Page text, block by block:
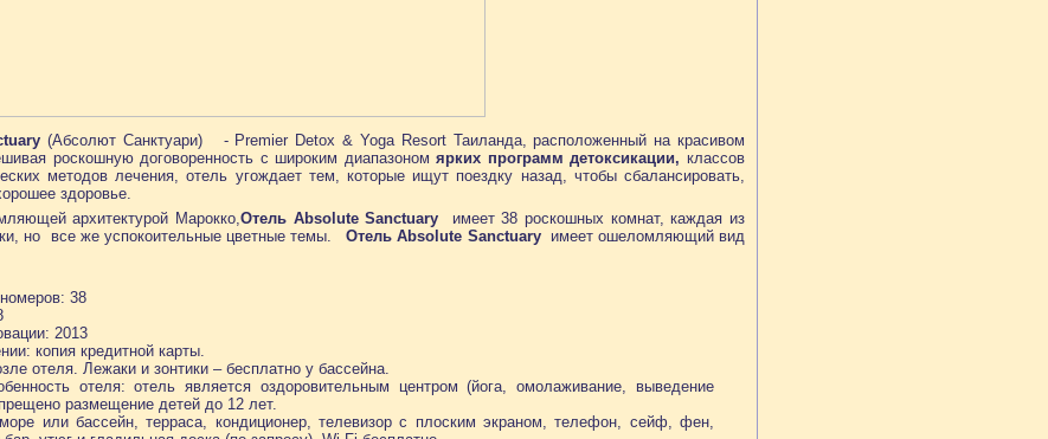
(Абсолют Санктуари) - Premier Detox & Yoga Resort Таиланда, расположенный на красивом
роскошную договоренность с широким диапазономярких программ детоксикации, классов
методов лечения, отель угождает тем, которые ищут поездку назад, чтобы сбалансировать,
здоровье.
архитектурой Марокко,Отель Absolute Sanctuary имеет 38 роскошных комнат, каждая из
но все же успокоительные цветные темы.Отель Absolute Sanctuaryимеет ошеломляющий вид
38
2013
копия кредитной карты.
отеля. Лежаки и зонтики – бесплатно у бассейна.
отеля: отель является оздоровительным центром (йога, омолаживание, выведение
размещение детей до 12 лет.
или бассейн, терраса, кондиционер, телевизор с плоским экраном, телефон, сейф, фен,